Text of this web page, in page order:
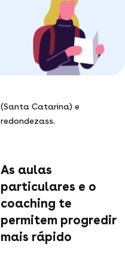
(Santa Catarina) e
redondezass.
As aulas
particulares e o
coaching te
permitem progredir
mais rápido